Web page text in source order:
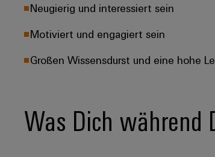
Neugierig und interessiert sein
Motiviert und engagiert sein
Großen Wissensdurst und eine hohe
Was Dich während